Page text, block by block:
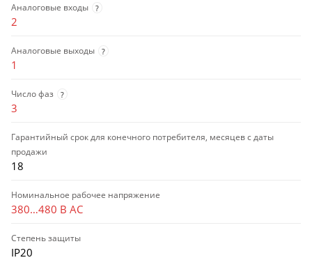
Аналоговые входы ?
2
Аналоговые выходы ?
1
Число фаз ?
3
Гарантийный срок для конечного потребителя, месяцев с даты
продажи
18
Номинальное рабочее напряжение
380…480 В AC
Степень защиты
IP20